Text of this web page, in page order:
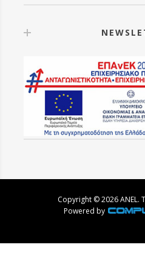
Copyright © 2026 ANEL.
Powered by